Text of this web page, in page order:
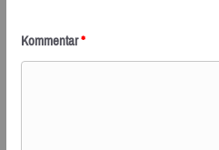
Kommentar*